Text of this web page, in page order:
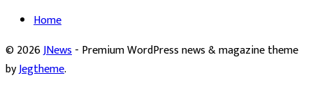
Home
© 2026JNews- Premium WordPress news & magazine theme
byJegtheme.